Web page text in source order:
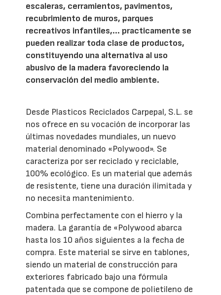
escaleras, cerramientos, pavimentos,
recubrimiento de muros, parques
recreativos infantiles,... practicamente se
pueden realizar toda clase de productos,
constituyendo una alternativa al uso
abusivo de la madera favoreciendo la
conservación del medio ambiente.
Desde Plasticos Reciclados Carpepal, S.L. se
nos ofrece en su vocación de incorporar las
últimas novedades mundiales, un nuevo
material denominado «Polywood». Se
caracteriza por ser reciclado y reciclable,
100% ecológico. Es un material que además
de resistente, tiene una duración ilimitada y
no necesita mantenimiento.
Combina perfectamente con el hierro y la
madera. La garantía de «Polywood abarca
hasta los 10 años siguientes a la fecha de
compra. Este material se sirve en tablones,
siendo un material de construcción para
exteriores fabricado bajo una fórmula
patentada que se compone de polietileno de